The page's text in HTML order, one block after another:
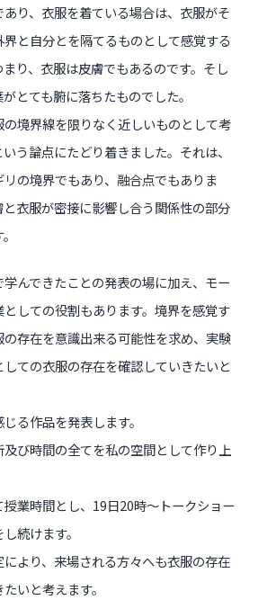
り、衣服を着ている場合は、衣服がそ
と自分とを隔てるものとして感覚する
り、衣服は皮膚でもあるのです。そし
とても腑に落ちたものでした。
の境界線を限りなく近しいものとして考
う論点にたどり着きました。それは、
の境界でもあり、融合点でもありま
衣服が密接に影響し合う関係性の部分
んできたことの発表の場に加え、モー
としての役割もあります。境界を感覚す
存在を意識出来る可能性を求め、実験
しての衣服の存在を確認していきたいと
る作品を発表します。
び時間の全てを私の空間として作り上
業時間とし、19日20時～トークショー
続けます。
により、来場される方々へも衣服の存在
いと考えます。